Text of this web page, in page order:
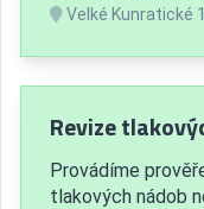
Velké Kunratické
Revize
Provádíme
tlakových nádob